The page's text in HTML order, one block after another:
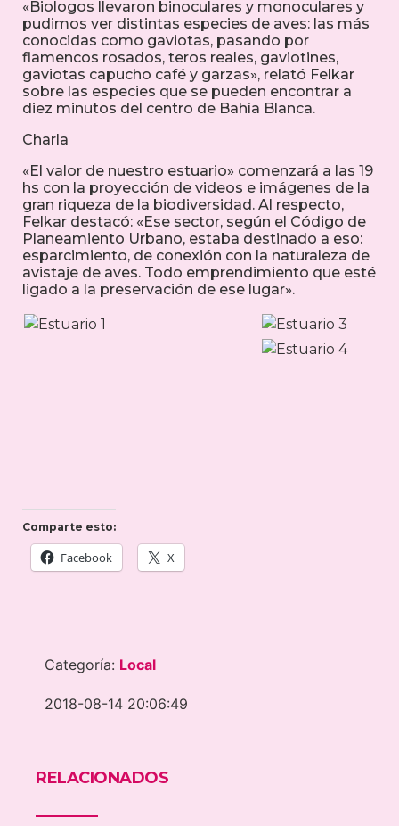
«Biologos llevaron binoculares y monoculares y
pudimos ver distintas especies de aves: las más
conocidas como gaviotas, pasando por
flamencos rosados, teros reales, gaviotines,
gaviotas capucho café y garzas», relató Felkar
sobre las especies que se pueden encontrar a
diez minutos del centro de Bahía Blanca.
Charla
«El valor de nuestro estuario» comenzará a las 19
hs con la proyección de videos e imágenes de la
gran riqueza de la biodiversidad. Al respecto,
Felkar destacó: «Ese sector, según el Código de
Planeamiento Urbano, estaba destinado a eso:
esparcimiento, de conexión con la naturaleza de
avistaje de aves. Todo emprendimiento que esté
ligado a la preservación de ese lugar».
Comparte esto:
Facebook X
Categoría: Local
2018-08-14 20:06:49
RELACIONADOS